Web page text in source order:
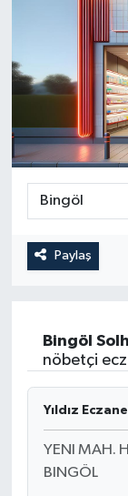
Paylaş
Bingöl
nöbetçi
Yıldız
YENI MAH.
BINGÖL